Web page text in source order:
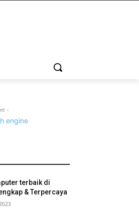
-
terbaik di
& Terpercaya